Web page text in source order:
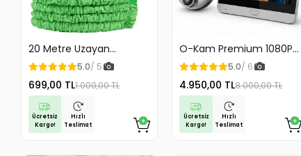
20 Metre Uzayan
Tabancalı Hortum Magic
Hose Bahçe Hortumu
Sulama Hortumu
5.0/ 5
699,00 TL1.000,00 TL
Ücretsiz
Kargo!
Hızlı
Teslimat
O-Kam Premium 1080P
Full HD Kayıt Yapabilen
Wifi Kameralı Kapı Zili
Görüntülü Kapı Dürbünü
Hareket Algılama İki
Yönlü Görüşme
5.0/ 6
4.950,00 TL8.000,00 TL
Ücretsiz
Kargo!
Hızlı
Teslimat